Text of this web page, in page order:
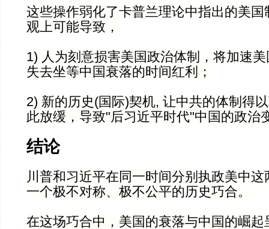
这些操作弱化了卡普兰理论中指出的美
观上可能导致，
1) 人为刻意损害美国政治体制，将加速
失去坐等中国衰落的时间红利；
2) 新的历史(国际)契机, 让中共的体制得
此放缓，导致"后习近平时代"中国的政治
结论
川普和习近平在同一时间分别执政美中
一个极不对称、极不公平的历史巧合。
在这场巧合中，美国的衰落与中国的崛